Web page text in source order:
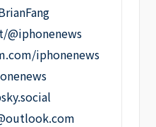
@iphonenews
iphonenews